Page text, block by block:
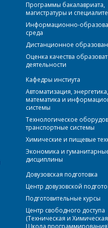
Программы бакалавриата,
магистратуры и
Информационно-
среда
Дистанционное
Оценка качества
деятельности
Кафедры инстиута
Автоматизация, энергетика,
математика и
системы
Технологическое
транспортные системы
Химические и пищевые
Экономика и
дисциплины
Довузовская подготовка
Центр довузовской
Подготовительные курсы
Центр свободного доступа
(Техническая и
Школа